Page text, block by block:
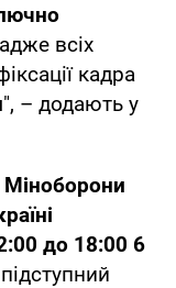
всіх
кадра
", – додають у
Міноборони
до 18:00 6